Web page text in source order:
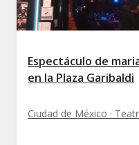
Espectáculo de
en la Plaza Garibaldi